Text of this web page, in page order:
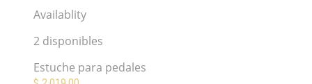
Availablity
2 disponibles
Estuche para pedales